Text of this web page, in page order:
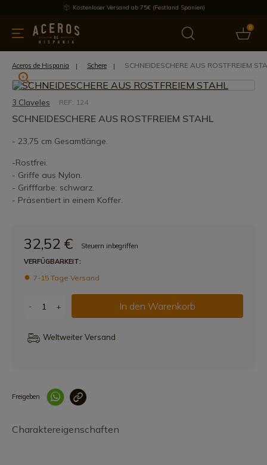
Kostenloser Versand ab 75€ (Festland Spanien)
0
Bietet Aktuelles Bestseller
Aceros de Hispania Schere SCHNEIDESCHERE AUS ROSTFREIEM
3 Claveles REF: 124
SCHNEIDESCHERE AUS ROSTFREIEM STAHL
- 23,75 cm Gesamtlänge.
-Rostfrei.
- Griffe aus Nylon.
- Grifffarbe: schwarz.
- Präsentiert in einem Koffer.
32,52 €
Steuern inbegriffen
VERFÜGBARKEIT:
7-15 Tage Versand
- + In den Warenkorb
Weltweiter Versand
Freigeben
Charaktereigenschaften